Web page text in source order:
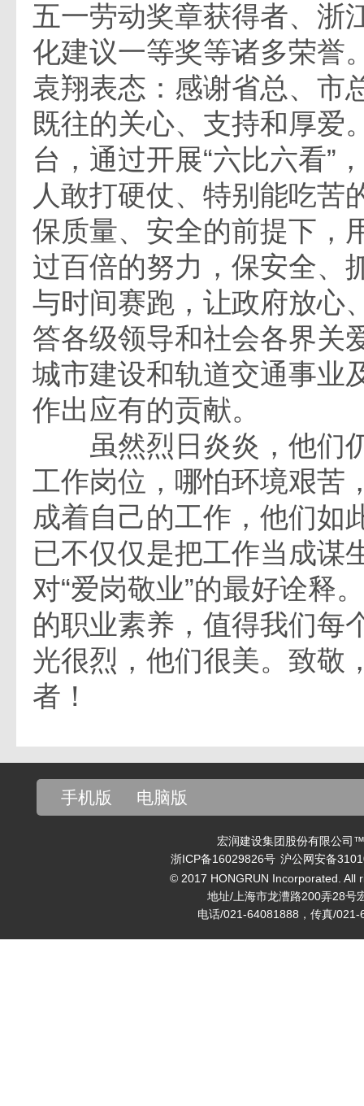
五一劳动奖章获得者、浙
化建议一等奖等诸多荣誉
袁翔表态：感谢省总、市
既往的关心、支持和厚爱
台，通过开展“六比六看”
人敢打硬仗、特别能吃苦
保质量、安全的前提下，
过百倍的努力，保安全、
与时间赛跑，让政府放心
答各级领导和社会各界关
城市建设和轨道交通事业
作出应有的贡献。
虽然烈日炎炎，他们
工作岗位，哪怕环境艰苦
成着自己的工作，他们如
已不仅仅是把工作当成谋
对“爱岗敬业”的最好诠释
的职业素养，值得我们每
光很烈，他们很美。致敬
者！
手机版 电脑版
宏润建设集团股份有限公司
浙ICP备16029826号 沪公网安备
© 2017 HONGRUN Incorporated. All
地址/上海市龙漕路200弄28号
电话/021-64081888，传真/021-